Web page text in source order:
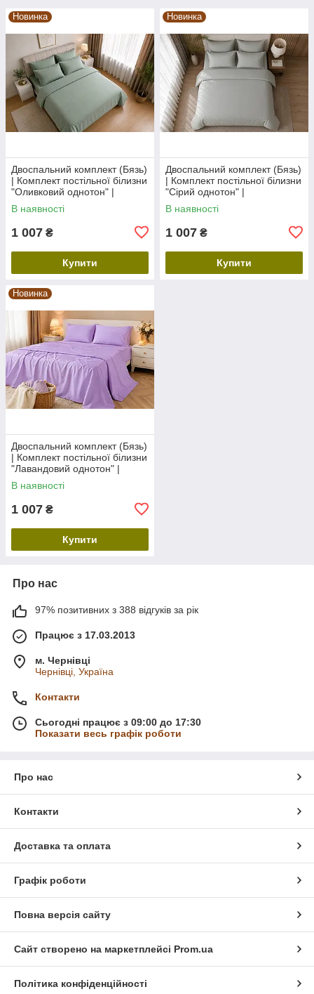
Новинка
Двоспальний комплект (Бязь)
| Комплект постільної білизни
"Оливковий однотон" |
Простирадло 200х220 см
В наявності
1 007 ₴
Купити
Новинка
Двоспальний комплект (Бязь)
| Комплект постільної білизни
"Сірий однотон" |
Простирадло 200х220 см
В наявності
1 007 ₴
Купити
Новинка
Двоспальний комплект (Бязь)
| Комплект постільної білизни
"Лавандовий однотон" |
Простирадло 200х220 см
В наявності
1 007 ₴
Купити
Про нас
97% позитивних з 388 відгуків за рік
Працює з 17.03.2013
м. Чернівці
Чернівці, Україна
Контакти
Сьогодні працює з 09:00 до 17:30
Показати весь графік роботи
Про нас
Контакти
Доставка та оплата
Графік роботи
Повна версія сайту
Сайт створено на маркетплейсі Prom.ua
Політика конфіденційності